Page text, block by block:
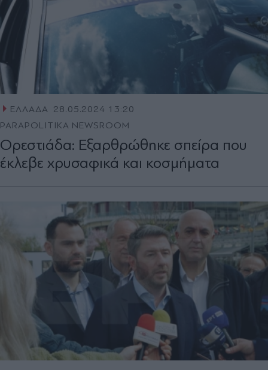
ΕΛΛΑΔΑ 28.05.2024 13:20
PARAPOLITIKA NEWSROOM
Ορεστιάδα: Εξαρθρώθηκε σπείρα που
έκλεβε χρυσαφικά και κοσμήματα